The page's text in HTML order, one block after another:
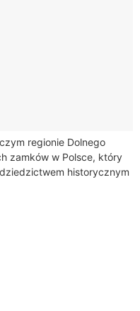
regionie Dolnego
zamków w Polsce, który
historycznym
Oferując